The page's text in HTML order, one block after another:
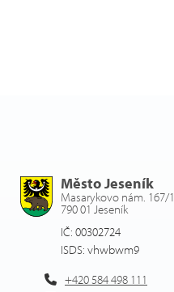
Město Jeseník
Masarykovo nám. 167/1
790 01 Jeseník
IČ: 00302724
ISDS: vhwbwm9
+420 584 498 111